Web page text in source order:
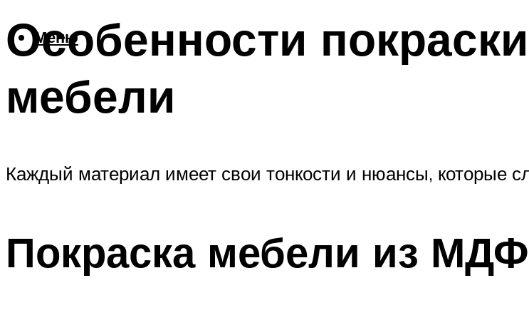
Меню
Особенности
мебели
Каждый материал имеет свои тонкости и нюансы, которые
Покраска мебели из МДФ